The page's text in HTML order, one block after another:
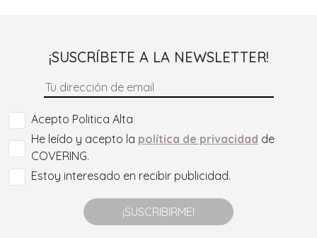
¡SUSCRÍBETE A LA NEWSLETTER!
Acepto Politica Alta
He leído y acepto la política de privacidad de
COVERING.
Estoy interesado en recibir publicidad.
¡SUSCRIBIRME!